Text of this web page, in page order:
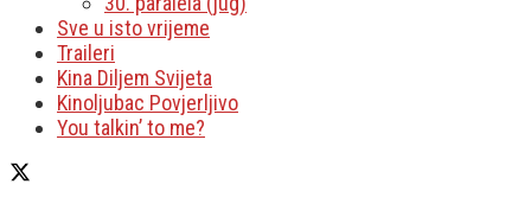
Sve u isto vrijeme
Traileri
Kina Diljem Svijeta
Kinoljubac Povjerljivo
You talkin’ to me?